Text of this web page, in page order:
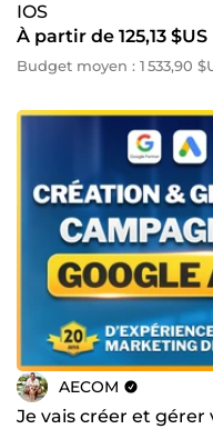
IOS
À partir de 125,13 $US
Budget moyen : 1 533,90
AECOM
Je vais créer et gérer